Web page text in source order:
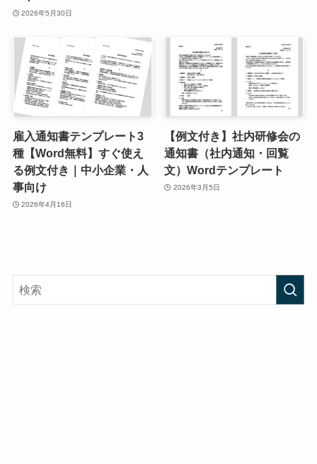
2026年5月30日
雇入通知書テンプレート3
種【Word無料】すぐ使え
る例文付き｜中小企業・人
事向け
2026年4月16日
【例文付き】社内研修会の
通知書（社内通知・回覧
文）Wordテンプレート
2026年3月5日